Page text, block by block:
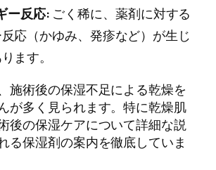
ー反応: ごく稀に、薬剤に対する
応（かゆみ、発疹など）が生じ
ます。
施術後の保湿不足による乾燥を
が多く見られます。特に乾燥肌
後の保湿ケアについて詳細な説
る保湿剤の案内を徹底していま